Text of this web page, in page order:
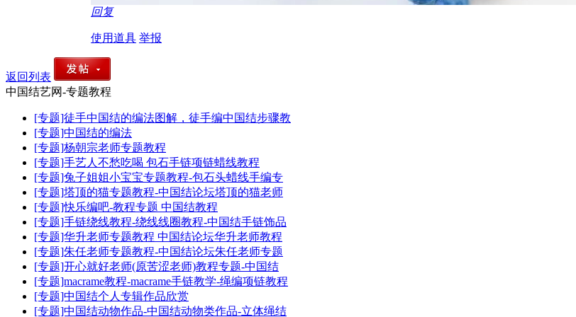
回复
使用道具 举报
返回列表
中国结艺网-专题教程
[专题]徒手中国结的编法图解，徒手编中国结步骤教
[专题]中国结的编法
[专题]杨朝宗老师专题教程
[专题]手艺人不愁吃喝 包石手链项链蜡线教程
[专题]兔子姐姐小宝宝专题教程-包石头蜡线手编专
[专题]塔顶的猫专题教程-中国结论坛塔顶的猫老师
[专题]快乐编吧-教程专题 中国结教程
[专题]手链绕线教程-绕线线圈教程-中国结手链饰品
[专题]华升老师专题教程 中国结论坛华升老师教程
[专题]朱任老师专题教程-中国结论坛朱任老师专题
[专题]开心就好老师(原苦涩老师)教程专题-中国结
[专题]macrame教程-macrame手链教学-绳编项链教程
[专题]中国结个人专辑作品欣赏
[专题]中国结动物作品-中国结动物类作品-立体绳结